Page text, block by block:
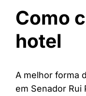
Como
hotel
A melhor forma
em Senador Rui